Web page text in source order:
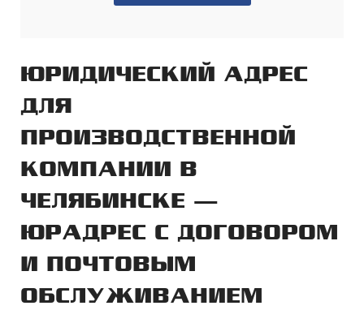
ЮРИДИЧЕСКИЙ АДРЕС
ДЛЯ
ПРОИЗВОДСТВЕННОЙ
КОМПАНИИ В
ЧЕЛЯБИНСКЕ —
ЮРАДРЕС С ДОГОВОРОМ
И ПОЧТОВЫМ
ОБСЛУЖИВАНИЕМ